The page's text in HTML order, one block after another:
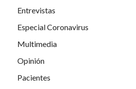
Entrevistas
Especial Coronavirus
Multimedia
Opinión
Pacientes